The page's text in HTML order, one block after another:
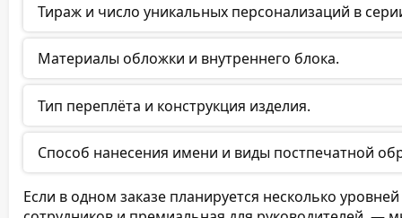
Тираж и число уникальных персонализаций в
Материалы обложки и внутреннего блока.
Тип переплёта и конструкция изделия.
Способ нанесения имени и виды постпечатной
Если в одном заказе планируется несколько